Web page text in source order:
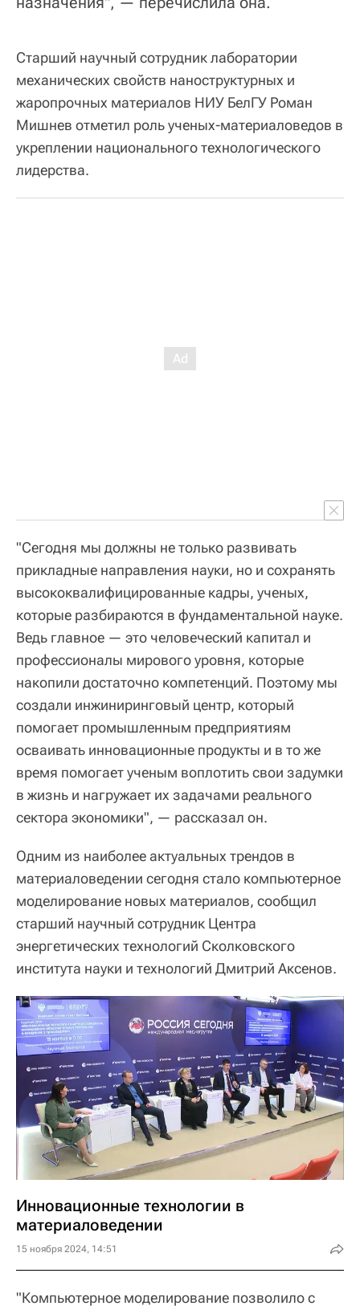
Старший научный сотрудник лаборатории
механических свойств наноструктурных и
жаропрочных материалов НИУ БелГУ Роман
Мишнев отметил роль ученых-материаловедов в
укреплении национального технологического
лидерства.
"Сегодня мы должны не только развивать
прикладные направления науки, но и сохранять
высококвалифицированные кадры, ученых,
которые разбираются в фундаментальной науке.
Ведь главное — это человеческий капитал и
профессионалы мирового уровня, которые
накопили достаточно компетенций. Поэтому мы
создали инжиниринговый центр, который
помогает промышленным предприятиям
осваивать инновационные продукты и в то же
время помогает ученым воплотить свои задумки
в жизнь и нагружает их задачами реального
сектора экономики", — рассказал он.
Одним из наиболее актуальных трендов в
материаловедении сегодня стало компьютерное
моделирование новых материалов, сообщил
старший научный сотрудник Центра
энергетических технологий Сколковского
института науки и технологий Дмитрий Аксенов.
Инновационные технологии в
материаловедении
15 ноября 2024, 14:51
"Компьютерное моделирование позволило с